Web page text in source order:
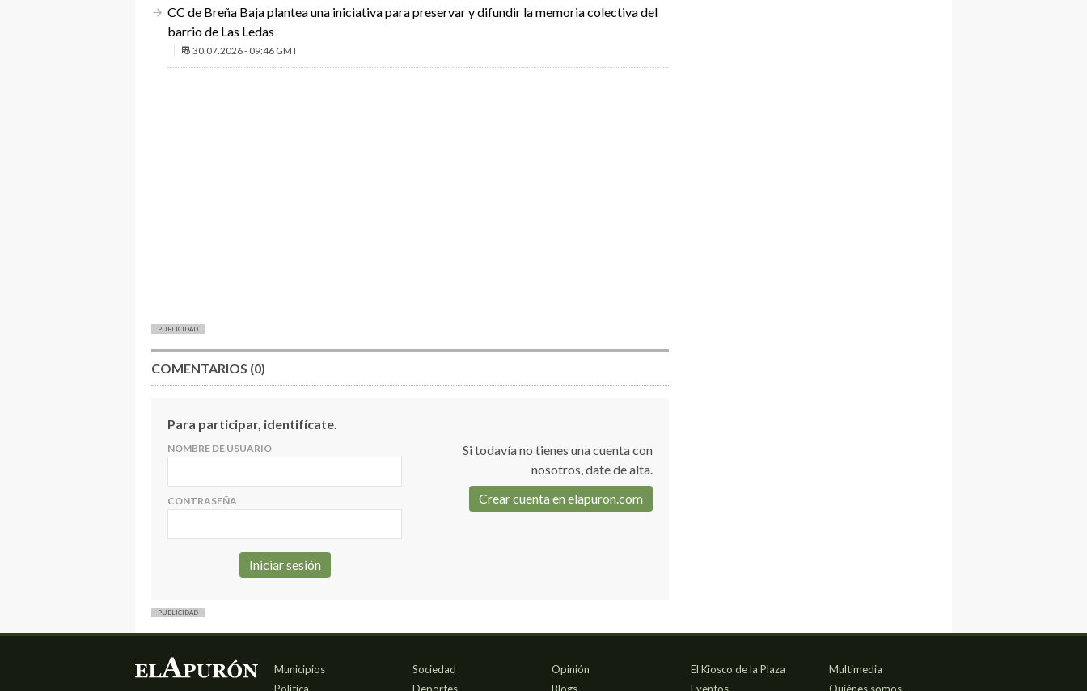
CC de Breña Baja plantea una iniciativa para preservar y difundir la memoria colectiva del
barrio de Las Ledas
30.07.2026 - 09:46 GMT
PUBLICIDAD
COMENTARIOS (0)
Para participar, identifícate.
NOMBRE DE USUARIO
CONTRASEÑA
Si todavía no tienes una cuenta con
nosotros, date de alta.
Crear cuenta en elapuron.com
PUBLICIDAD
Municipios
Política
Sociedad
Deportes
Opinión
Blogs
El Kiosco de la Plaza
Eventos
Multimedia
Quiénes somos